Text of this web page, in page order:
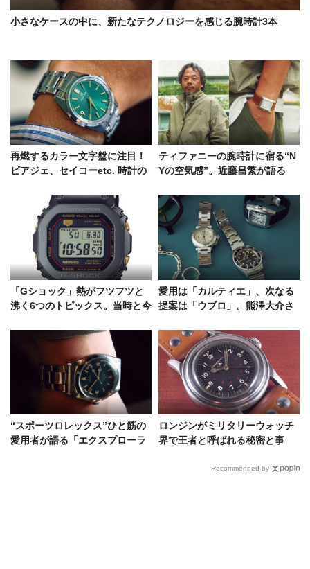
小さなケースの中に、新たなテクノロジーを感じる腕時計3本
再燃するカラー文字盤に注目！
ピアジェ、セイコーetc. 時計の
ティファニーの腕時計に宿る“N
Yの空気感”。近藤昌繁が語る
「Gショック」熱がフツフツと
沸く6つのトピックス。当時と今
愛用は「カルティエ」、次なる
提案は「ウブロ」。熊澤大介さ
“スポーツロレックス”ひと筋の
愛用者が語る「エクスプローラ
ロンジンがミリタリーウォッチ
界で王者と呼ばれる秘密と事
Recommended by